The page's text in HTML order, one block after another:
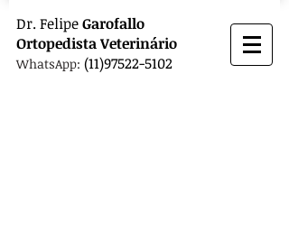
Dr. FelipeGarofallo
OrtopedistaVeterinário
WhatsApp: (11)97522-5102